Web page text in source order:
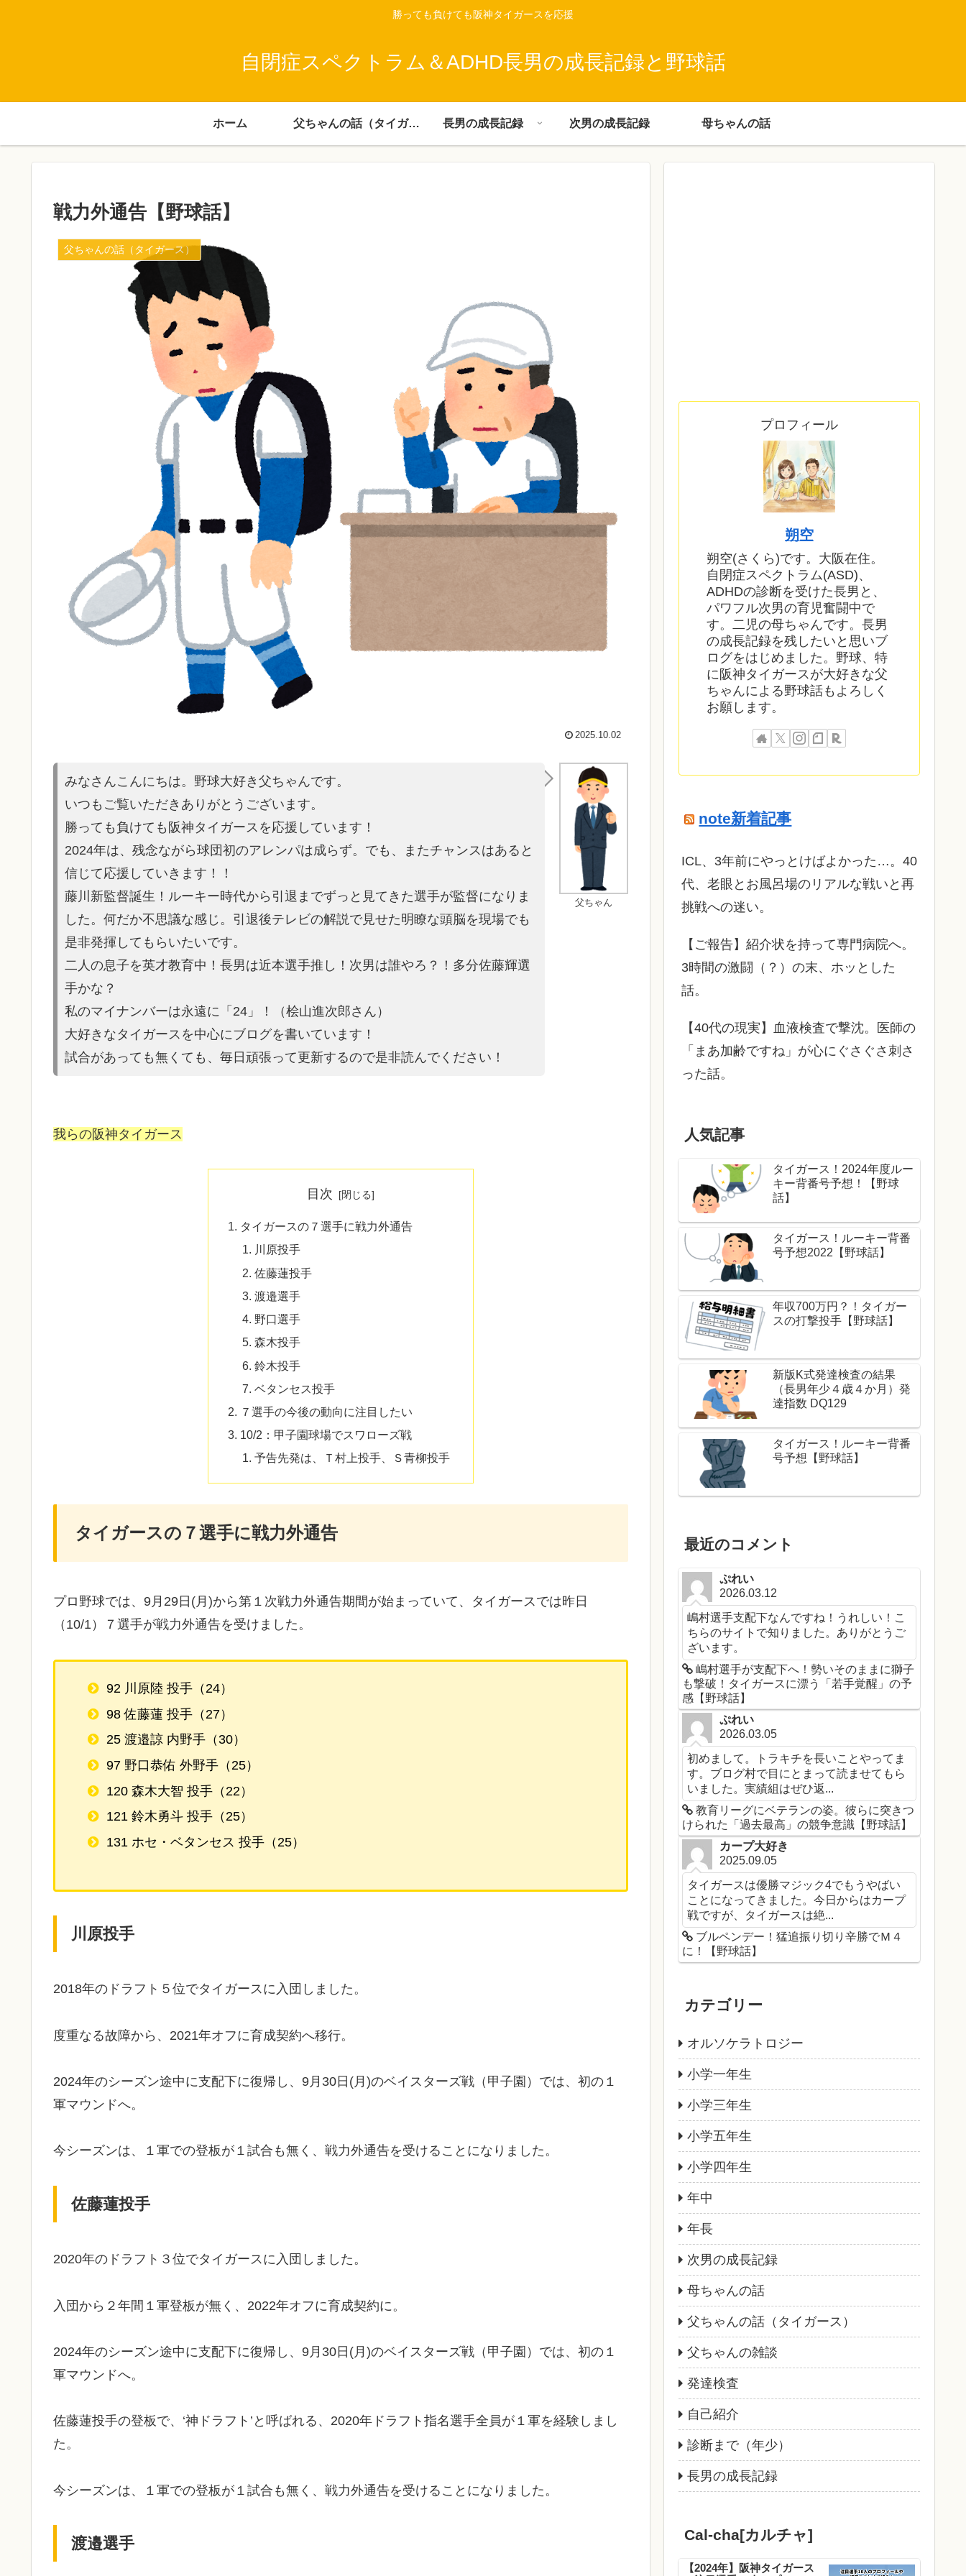
勝っても負けても阪神タイガースを応援
自閉症スペクトラム＆ADHD長男の成長記録と野球話
ホーム 父ちゃんの話（タイガース） 長男の成長記録 次男の成長記録 母ちゃんの話
戦力外通告【野球話】
父ちゃんの話（タイガース）
2025.10.02
父ちゃん
みなさんこんにちは。野球大好き父ちゃんです。
いつもご覧いただきありがとうございます。
勝っても負けても阪神タイガースを応援しています！
2024年は、残念ながら球団初のアレンパは成らず。でも、またチャンスはあると
信じて応援していきます！！
藤川新監督誕生！ルーキー時代から引退までずっと見てきた選手が監督になりま
した。何だか不思議な感じ。引退後テレビの解説で見せた明瞭な頭脳を現場でも
是非発揮してもらいたいです。
二人の息子を英才教育中！長男は近本選手推し！次男は誰やろ？！多分佐藤輝選
手かな？
私のマイナンバーは永遠に「24」！（桧山進次郎さん）
大好きなタイガースを中心にブログを書いています！
試合があって も無くても、毎日頑張って更新するので是非読んでください！
我らの阪神タイガース
目次
タイガースの７選手に戦力外通告
川原投手
佐藤蓮投手
渡邉選手
野口選手
森木投手
鈴木投手
ベタンセス投手
７選手の今後の動向に注目したい
10/2：甲子園球場でスワローズ戦
予告先発は、Ｔ村上投手、Ｓ青柳投手
タイガースの７選手に戦力外通告
プロ野球では、9月29日(月)から第１次戦力外通告期間が始まっていて、タイガースでは昨日
（10/1）７選手が戦力外通告を受けました。
92 川原陸 投手（24）
98 佐藤蓮 投手（27）
25 渡邉諒 内野手（30）
97 野口恭佑 外野手（25）
120 森木大智 投手（22）
121 鈴木勇斗 投手（25）
131 ホセ・ベタンセス 投手（25）
川原投手
2018年のドラフト５位でタイガースに入団しました。
度重なる故障から、2021年オフに育成契約へ移行。
2024年のシーズン途中に支配下に復帰し、9月30日(月)のベイスターズ戦（甲子園）では、初の１
軍マウンドへ。
今シーズンは、１軍での登板が１試合も無く、戦力外通告を受けることになりました。
佐藤蓮投手
2020年のドラフト３位でタイガースに入団しました。
入団から２年間１軍登板が無く、2022年オフに育成契約に。
2024年のシーズン途中に支配下に復帰し、9月30日(月)のベイスターズ戦（甲子園）では、初の１
軍マウンドへ。
佐藤蓮投手の登板で、‘神ドラフト’と呼ばれる、2020年ドラフト指名選手全員が１軍を経験しまし
た。
今シーズンは、１軍での登板が１試合も無く、戦力外通告を受けることになりました。
渡邉選手
プロフィール
朔空
朔空(さくら)です。大阪在住。
自閉症スペクトラム(ASD)、
ADHDの診断を受けた長男と、
パワフル次男の育児奮闘中で
す。二児の母ちゃんです。長男
の成長記録を残したいと思いブ
ログをはじめました。野球、特
に阪神タイガースが大好きな父
ちゃんによる野球話もよろしく
お願します。
note新着記事
ICL、3年前にやっとけばよかった…。40
代、老眼とお風呂場のリアルな戦いと再
挑戦への迷い。
​【ご報告】紹介状を持って専門病院へ。
3時間の激闘（？）の末、ホッとした
話。
【40代の現実】血液検査で撃沈。医師の
「まあ加齢ですね」が心にぐさぐさ刺さ
った話。
人気記事
タイガース！2024年度ルー
キー背番号予想！【野球
話】
タイガース！ルーキー背番
号予想2022【野球話】
年収700万円？！タイガー
スの打撃投手【野球話】
新版K式発達検査の結果
（長男年少４歳４か月）発
達指数 DQ129
タイガース！ルーキー背番
号予想【野球話】
最近のコメント
ぷれい
2026.03.12
嶋村選手支配下なんですね！うれしい！こ
ちらのサイトで知りました。ありがとうご
ざいます。
嶋村選手が支配下へ！勢いそのままに獅子
も撃破！タイガースに漂う「若手覚醒」の予
感【野球話】
ぷれい
2026.03.05
初めまして。トラキチを長いことやってま
す。ブログ村で目にとまって読ませてもら
いました。実績組はぜひ返...
教育リーグにベテランの姿。彼らに突きつ
けられた「過去最高」の競争意識【野球話】
カープ大好き
2025.09.05
タイガースは優勝マジック4でもうやばい
ことになってきました。今日からはカープ
戦ですが、タイガースは絶...
ブルペンデー！猛追振り切り辛勝でＭ４
に！【野球話】
カテゴリー
オルソケラトロジー
小学一年生
小学三年生
小学五年生
小学四年生
年中
年長
次男の成長記録
母ちゃんの話
父ちゃんの話（タイガース）
父ちゃんの雑談
発達検査
自己紹介
診断まで（年少）
長男の成長記録
Cal-cha[カルチャ]
【2024年】阪神タイガース